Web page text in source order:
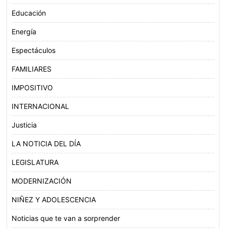
Educación
Energía
Espectáculos
FAMILIARES
IMPOSITIVO
INTERNACIONAL
Justicia
LA NOTICIA DEL DÍA
LEGISLATURA
MODERNIZACIÓN
NIÑEZ Y ADOLESCENCIA
Noticias que te van a sorprender